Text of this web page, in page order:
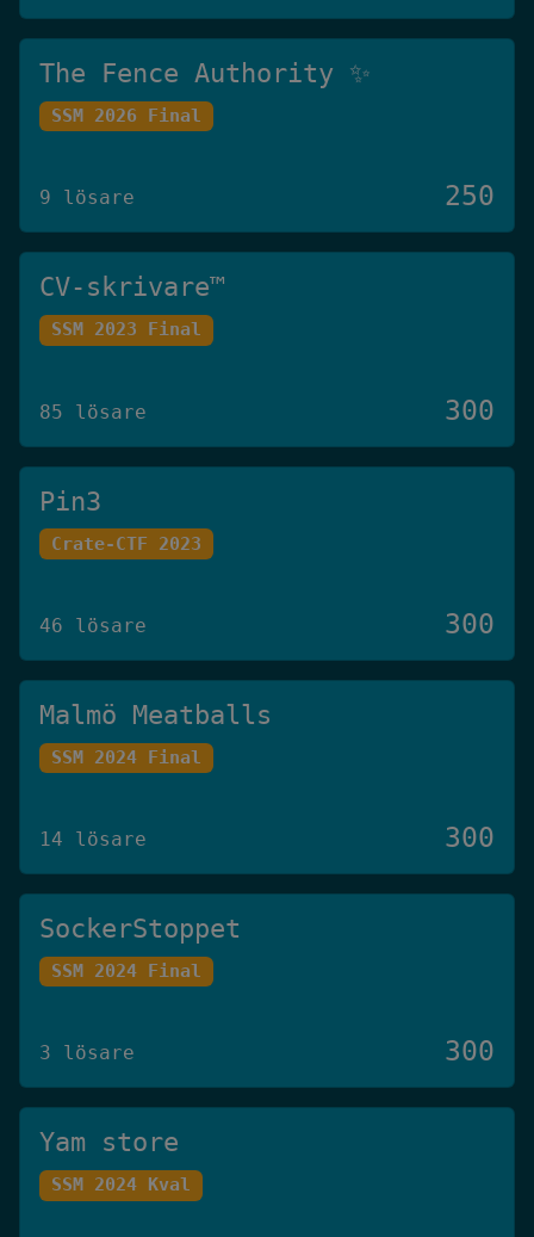
The Fence Authority ✨
SSM 2026 Final
9 lösare 250
CV-skrivare™️
SSM 2023 Final
85 lösare 300
Pin3
Crate-CTF 2023
46 lösare 300
Malmö Meatballs
SSM 2024 Final
14 lösare 300
SockerStoppet
SSM 2024 Final
3 lösare 300
Yam store
SSM 2024 Kval